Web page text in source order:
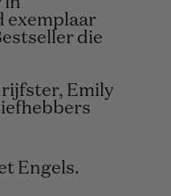
exemplaar
die
Emily
Engels.